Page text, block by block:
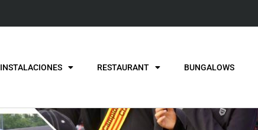
INSTALACIONES RESTAURANT BUNGALOWS